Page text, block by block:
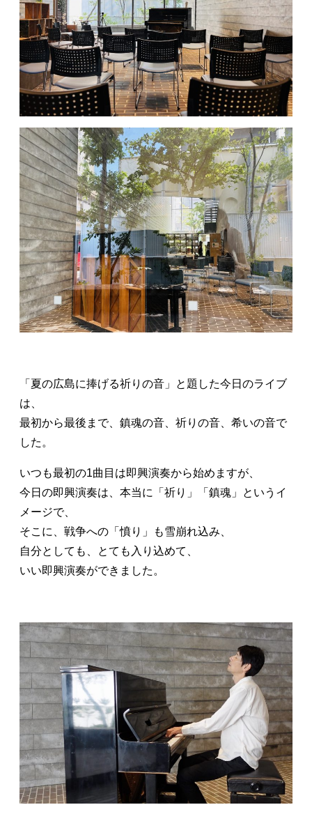
「夏の広島に捧げる祈りの音」と題した今日のライブ
は、
最初から最後まで、鎮魂の音、祈りの音、希いの音で
した。
いつも最初の1曲目は即興演奏から始めますが、
今日の即興演奏は、本当に「祈り」「鎮魂」というイ
メージで、
そこに、戦争への「憤り」も雪崩れ込み、
自分としても、とても入り込めて、
いい即興演奏ができました。